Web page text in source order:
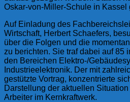
Oskar-von-Miller-Schule in Kassel
Auf Einladung des
Wirtschaft, Herbert Schaefers,
über die Folgen und die
zu berichten. Sie traf dabei auf 85
den Bereichen Elektro-/
Industrieelektronik. Der mit
gestützte Vortrag, konzentrierte
Darstellung der aktuellen
Arbeiter im Kernkraftwerk.